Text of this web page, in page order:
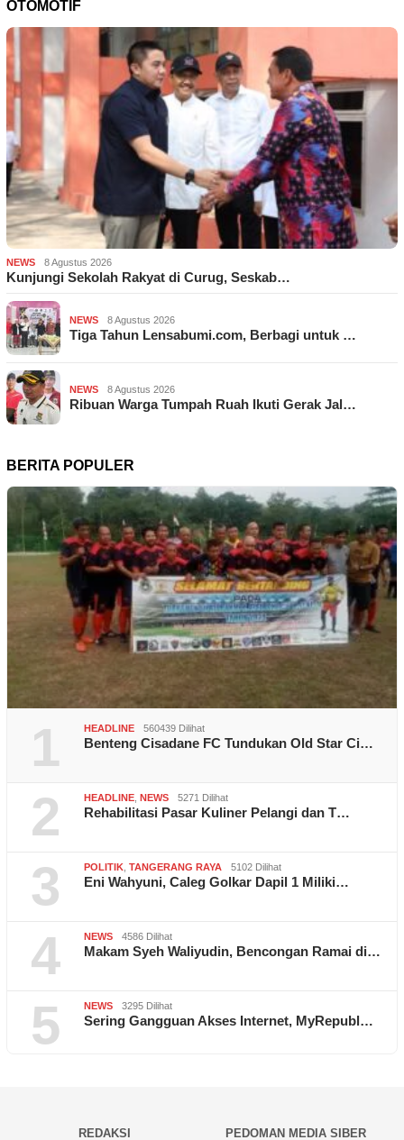
OTOMOTIF
NEWS 8 Agustus 2026
Kunjungi Sekolah Rakyat di Curug, Seskab…
NEWS 8 Agustus 2026
Tiga Tahun Lensabumi.com, Berbagi untuk …
NEWS 8 Agustus 2026
Ribuan Warga Tumpah Ruah Ikuti Gerak Jal…
BERITA POPULER
1 HEADLINE 560439 Dilihat
Benteng Cisadane FC Tundukan Old Star Ci…
2 HEADLINE NEWS 5271 Dilihat
Rehabilitasi Pasar Kuliner Pelangi dan T…
3 POLITIK TANGERANG RAYA 5102 Dilihat
Eni Wahyuni, Caleg Golkar Dapil 1 Miliki…
4 NEWS 4586 Dilihat
Makam Syeh Waliyudin, Bencongan Ramai di…
5 NEWS 3295 Dilihat
Sering Gangguan Akses Internet, MyRepubl…
REDAKSI PEDOMAN MEDIA SIBER